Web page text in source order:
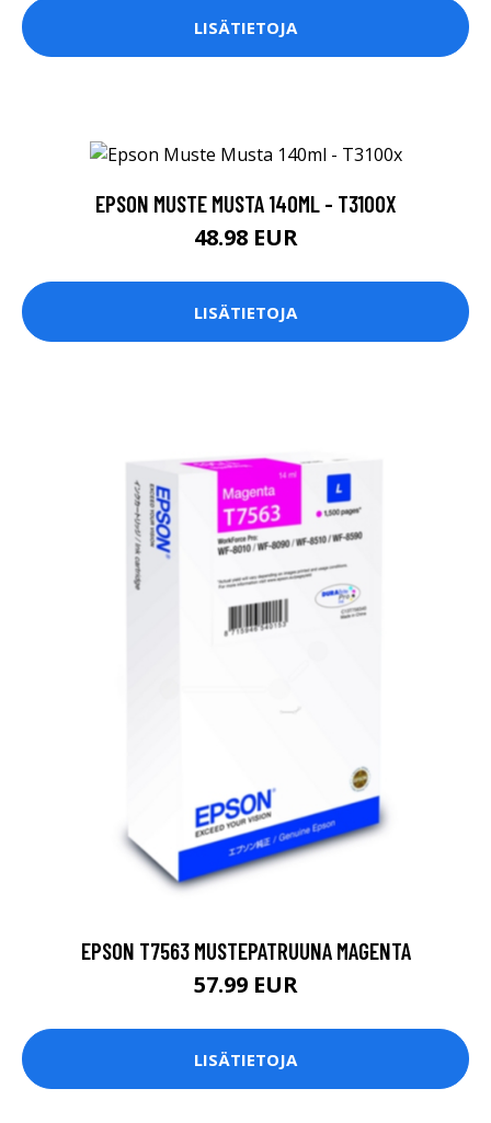
LISÄTIETOJA
EPSON MUSTE MUSTA 140ML - T3100X
48.98 EUR
LISÄTIETOJA
EPSON T7563 MUSTEPATRUUNA MAGENTA
57.99 EUR
LISÄTIETOJA